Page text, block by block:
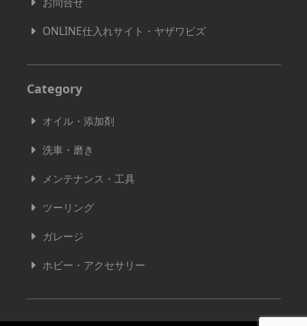
ONLINE仕入れサイト・ヤザワビズ
Category
オイル・添加剤
洗車・磨き
メンテナンス・工具
ツーリング
ガレージ
ホビー・アクセサリー